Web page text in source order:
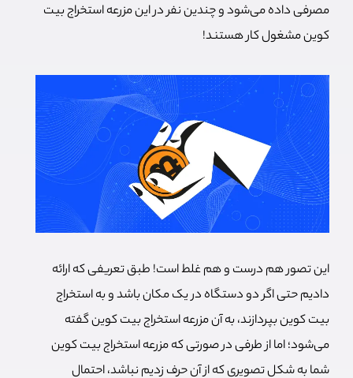
مصرفی داده می‌شود و چندین نفر در این مزرعه استخراج بیت
کوین مشغول کار هستند!
این تصور هم درست و هم غلط است! طبق تعریفی که ارائه
دادیم حتی اگر دو دستگاه در یک مکان باشد و به استخراج
بیت کوین بپردازند، به آن مزرعه استخراج بیت کوین گفته
می‌شود؛ اما از طرفی در صورتی که مزرعه استخراج بیت کوین
شما به شکل تصویری که از آن حرف زدیم نباشد، احتمال